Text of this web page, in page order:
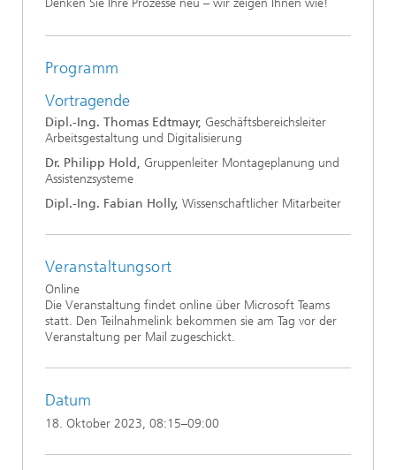
Denken Sie Ihre Prozesse neu – wir zeigen Ihnen wie!
Programm
Vortragende
Dipl.-Ing. Thomas Edtmayr, Geschäftsbereichsleiter
Arbeitsgestaltung und Digitalisierung
Dr. Philipp Hold, Gruppenleiter Montageplanung und
Assistenzsysteme
Dipl.-Ing. Fabian Holly, Wissenschaftlicher Mitarbeiter
Veranstaltungsort
Online
Die Veranstaltung findet online über Microsoft Teams
statt. Den Teilnahmelink bekommen sie am Tag vor der
Veranstaltung per Mail zugeschickt.
Datum
18. Oktober 2023, 08:15–09:00